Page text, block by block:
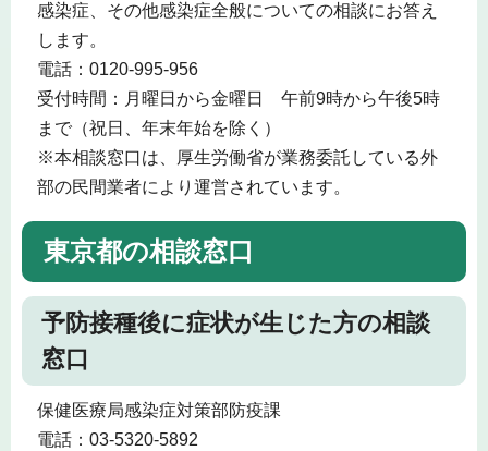
感染症、その他感染症全般についての相談にお答え
します。
電話：0120-995-956
受付時間：月曜日から金曜日 午前9時から午後5時
まで（祝日、年末年始を除く）
※本相談窓口は、厚生労働省が業務委託している外
部の民間業者により運営されています。
東京都の相談窓口
予防接種後に症状が生じた方の相談
窓口
保健医療局感染症対策部防疫課
電話：03-5320-5892